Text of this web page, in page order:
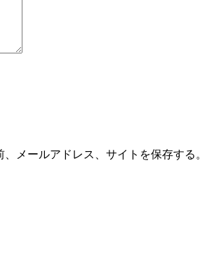
メールアドレス、サイトを保存する。